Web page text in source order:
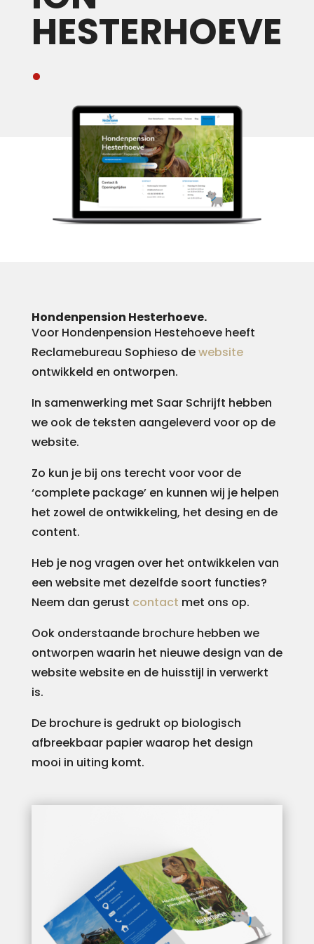
HESTERHOEVE
.
Hondenpension Hesterhoeve.
Voor Hondenpension Hestehoeve heeft
Reclamebureau Sophieso dewebsite
ontwikkeld en ontworpen.
In samenwerking met Saar Schrijft hebben
we ook de teksten aangeleverd voor op de
website.
Zo kun je bij ons terecht voor voor de
‘complete package’ en kunnen wij je helpen
het zowel de ontwikkeling, het desing en de
content.
Heb je nog vragen over het ontwikkelen van
een website met dezelfde soort functies?
Neem dan gerust contact met ons op.
Ook onderstaande brochure hebben we
ontworpen waarin het nieuwe design van de
website website en de huisstijl in verwerkt
is.
De brochure is gedrukt op biologisch
afbreekbaar papier waarop het design
mooi in uiting komt.